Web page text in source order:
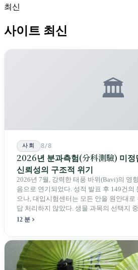
최신
사이트 최신
🏛️
사회 8/8
2026년 분과측험(分科測驗) 미정
신뢰성의 구조적 위기
2026년 7월, 강력한 태풍 바위(Bavi)의 영
음으로 연기되었다. 성적 발표 후 149건의
으나, 대입시험센터는 모든 안을 원안대로
답 처리하지 않았다. 생물 과목의 선택지
류 등에 대해 당국은 "답안 작성에 영향이
12 분